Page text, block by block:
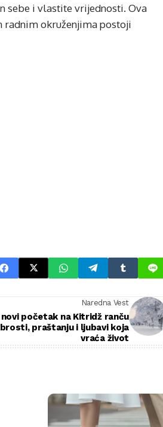
sebe i vlastite vrijednosti. Ova
radnim okruženjima postoji
Naredna Vest
novi početak na Kitridž ranču
praštanju i ljubavi koja
vraća život